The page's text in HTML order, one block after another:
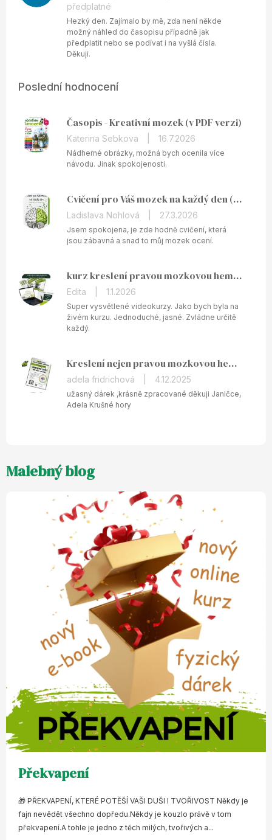
předplatné
Hezký den. Zajímalo by mě, zda není někde
možný náhled do časopisu případně jak
předplatit nebo se podívat i na vyšlá čísla.
Děkuji.
Poslední hodnocení
Časopis - Kreativní mozek (v PDF verzi)
Hodnocení
produktu
je
5
hvězdiček.
Katerina Sebkova 16.7.2026
Nádherné obrázky, možná bych ocenila více
návodu. Jinak spokojenosti.
Cvičení pro Váš mozek na každý den (v PDF)
Hodnocení
produktu
je
5
hvězdiček.
Ladislava Nohlová 27.3.2026
Jsem spokojena, je zde hodně cvičení, která
jsou zábavná a snad to můj mozek ocení.
kurz kreslení pravou mozkovou hemisférou ONLINE
Hodnocení
produktu
je
5
hvězdiček.
Edita 1.1.2026
Super vysvětlené videokurzy. Jako bych byla na
živém kurzu. Jednoduché, jasné. Zvládne určitě
každý.
Kreslení nejen pravou mozkovou hemisférou - tištěný pracovní sešit
Hodnocení
produktu
je
adela fridrichová 4.12.2025
užasný dárek ,krásně zpracované děkuji Janičce,
Adela Krušné hory
Malebný blog
Překvapení
🎁 PŘEKVAPENÍ, KTERÉ POTĚŠÍ VAŠI DUŠI I TVOŘIVOST Někdy je
fajn nevědět všechno dopředu.Někdy je kouzlo právě v tom
překvapení.A tohle je jedno z těch milých, tvořivých a...